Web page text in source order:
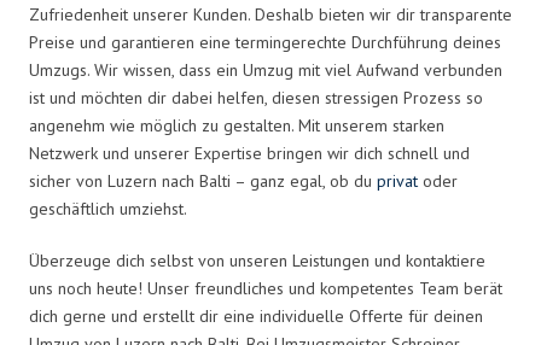
Zufriedenheit unserer Kunden. Deshalb bieten wir dir transparente
Preise und garantieren eine termingerechte Durchführung deines
Umzugs. Wir wissen, dass ein Umzug mit viel Aufwand verbunden
ist und möchten dir dabei helfen, diesen stressigen Prozess so
angenehm wie möglich zu gestalten. Mit unserem starken
Netzwerk und unserer Expertise bringen wir dich schnell und
sicher von Luzern nach Balti – ganz egal, ob du privat oder
geschäftlich umziehst.
Überzeuge dich selbst von unseren Leistungen und kontaktiere
uns noch heute! Unser freundliches und kompetentes Team berät
dich gerne und erstellt dir eine individuelle Offerte für deinen